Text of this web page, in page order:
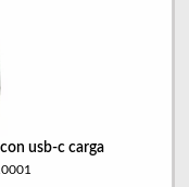
usb-c carga